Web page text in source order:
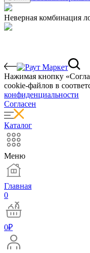
Неверная комбинация
Нажимая кнопку
cookie-файлов в
конфиденциальности
Согласен
Каталог
Меню
Главная
0
0₽